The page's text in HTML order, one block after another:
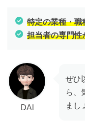
特定の業種・職
担当者の専門性
DAI
ぜひ
ら、
まし